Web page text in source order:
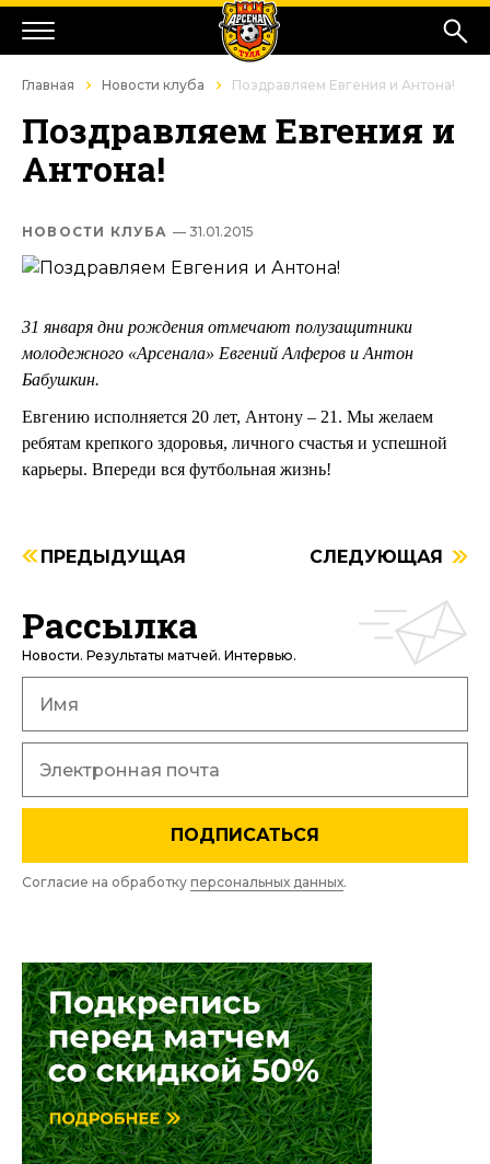
Главная Новости клуба Поздравляем Евгения и Антона!
Поздравляем Евгения и
Антона!
НОВОСТИ КЛУБА — 31.01.2015
31 января дни рождения отмечают полузащитники
молодежного «Арсенала» Евгений Алферов и Антон
Бабушкин.
Евгению исполняется 20 лет, Антону – 21. Мы желаем
ребятам крепкого здоровья, личного счастья и успешной
карьеры. Впереди вся футбольная жизнь!
ПРЕДЫДУЩАЯ СЛЕДУЮЩАЯ
Рассылка
Новости. Результаты матчей. Интервью.
ПОДПИСАТЬСЯ
Согласие на обработку персональных данных.